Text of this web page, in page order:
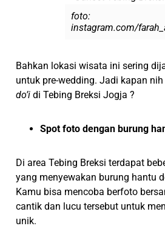
foto:
instagram.com/
Bahkan lokasi wisata ini sering
untuk pre-wedding. Jadi kapan
do’i di Tebing Breksi Jogja ?
Spot foto dengan burung
Di area Tebing Breksi terdapat
yang menyewakan burung hantu
Kamu bisa mencoba berfoto
cantik dan lucu tersebut untuk
unik.